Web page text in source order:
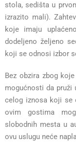
stola, sedišta u
izrazito mali).
koje imaju
dodeljeno željeno
koji se odnosi izbor
Bez obzira zbog
mogućnosti da pruži
celog iznosa koji se
ovim gostima
slobodnih mesta u
ovu uslugu neće